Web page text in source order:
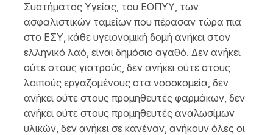
Συστήματος Υγείας, του ΕΟΠΥΥ, των
ασφαλιστικών ταμείων που πέρασαν τώρα πια
στο ΕΣΥ, κάθε υγειονομική δομή ανήκει στον
ελληνικό λαό, είναι δημόσιο αγαθό. Δεν ανήκει
ούτε στους γιατρούς, δεν ανήκει ούτε στους
λοιπούς εργαζομένους στα νοσοκομεία, δεν
ανήκει ούτε στους προμηθευτές φαρμάκων, δεν
ανήκει ούτε στους προμηθευτές αναλωσίμων
υλικών, δεν ανήκει σε κανέναν, ανήκουν όλες οι